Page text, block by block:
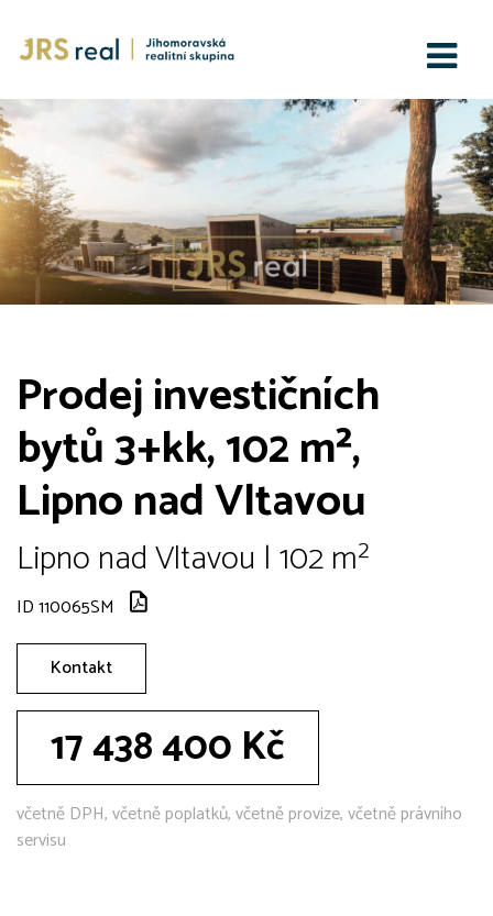
Prodej investičních
bytů 3+kk, 102 m²,
Lipno nad Vltavou
Lipno nad Vltavou | 102 m²
ID 110065SM
Kontakt
17 438 400 Kč
včetně DPH, včetně poplatků, včetně provize, včetně právního
servisu